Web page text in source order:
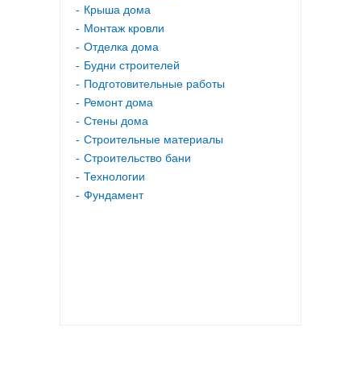
Крыша дома
Монтаж кровли
Отделка дома
Будни строителей
Подготовительные работы
Ремонт дома
Стены дома
Строительные материалы
Строительство бани
Технологии
Фундамент